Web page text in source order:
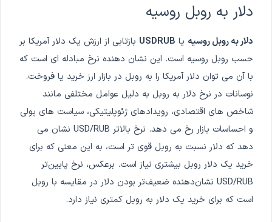
دلار به روبل روسیه
دلار به روبل روسیه یا USDRUB بازتابی از ارزش یک دلار آمریکا بر
حسب روبل روسیه است. این نشان دهنده نرخ مبادله ای است که
با آن می توان دلار آمریکا را به روبل در بازار ارز خرید یا فروخت.
نوسانات در نرخ دلار به روبل به دلیل عوامل مختلفی مانند
شاخص های اقتصادی، رویدادهای ژئوپلیتیکی، سیاست های پولی
و احساسات بازار رخ می دهد. نرخ بالاتر USD/RUB نشان می
دهد که دلار نسبت به روبل قوی تر است، به این معنی که برای
خرید یک دلار روبل بیشتری نیاز است. برعکس، نرخ پایین‌تر
USD/RUB نشان‌دهنده ضعیف‌تر بودن دلار در مقایسه با روبل
است که برای خرید یک دلار به روبل کمتری نیاز دارد.